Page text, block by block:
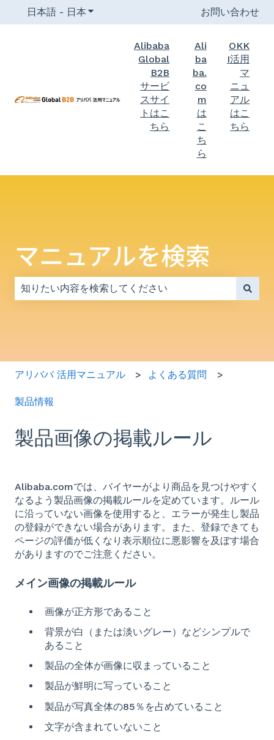
日本語 - 日本 翻訳のサブメニューを表示お問い合わせ
Alibaba
Global
B2B
サービ
スサイ
トはこ
ちら
Ali
ba
ba.
co
m
は
こ
ち
ら
OKK
I活用
マ
ニュ
アル
はこ
ちら
マニュアルを検索
アリババ 活用マニュアル よくある質問
製品情報
製品画像の掲載ルール
Alibaba.comでは、バイヤーがより商品を見つけやすく
なるよう製品画像の掲載ルールを定めています。ルール
に沿っていない画像を使用すると、エラーが発生し製品
の登録ができない場合があります。また、登録できても
ページの評価が低くなり表示順位に悪影響を及ぼす場合
がありますのでご注意ください。
メイン画像の掲載ルール
画像が正方形であること
背景が白（または淡いグレー）などシンプルで
あること
製品の全体が画像に収まっていること
製品が鮮明に写っていること
製品が写真全体の85％を占めていること
文字が含まれていないこと